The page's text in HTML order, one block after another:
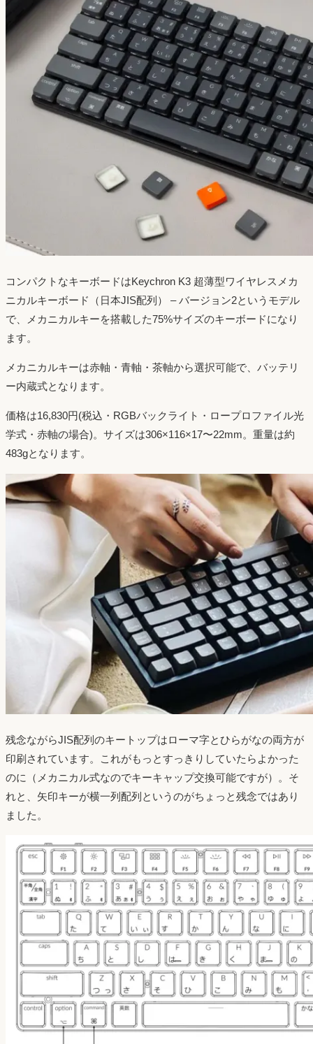
コンパクトなキーボードはKeychron K3 超薄型ワイヤレスメカ
ニカルキーボード（日本JIS配列） – バージョン2というモデル
で、メカニカルキーを搭載した75%サイズのキーボードになり
ます。
メカニカルキーは赤軸・青軸・茶軸から選択可能で、バッテリ
ー内蔵式となります。
価格は16,830円(税込・RGBバックライト・ロープロファイル光
学式・赤軸の場合)。サイズは306×116×17〜22mm。重量は約
483gとなります。
残念ながらJIS配列のキートップはローマ字とひらがなの両方が
印刷されています。これがもっとすっきりしていたらよかった
のに（メカニカル式なのでキーキャップ交換可能ですが）。そ
れと、矢印キーが横一列配列というのがちょっと残念ではあり
ました。